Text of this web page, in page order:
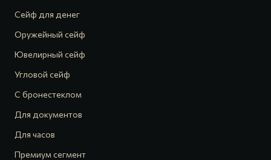
Сейф для денег
Оружейный сейф
Ювелирный сейф
Угловой сейф
С бронестеклом
Для документов
Для часов
Премиум сегмент